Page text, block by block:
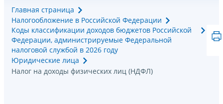
Главная страница
Налогообложение в Российской Федерации
Коды классификации доходов бюджетов Российской
Федерации, администрируемые Федеральной
налоговой службой в 2026 году
Юридические лица
Налог на доходы физических лиц (НДФЛ)